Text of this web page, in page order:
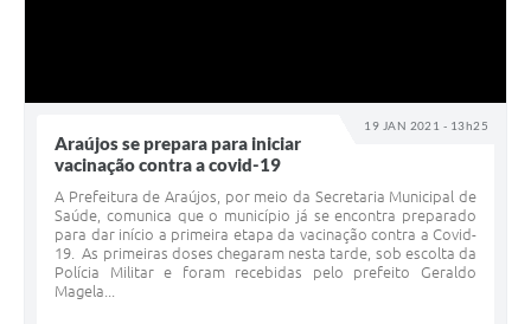
19 JAN 2021 - 13h25
Araújos se prepara para iniciar
vacinação contra a covid-19
A Prefeitura de Araújos, por meio da Secretaria Municipal de
Saúde, comunica que o município já se encontra preparado
para dar início a primeira etapa da vacinação contra a Covid-
19. As primeiras doses chegaram nesta tarde, sob escolta da
Polícia Militar e foram recebidas pelo prefeito Geraldo
Magela...